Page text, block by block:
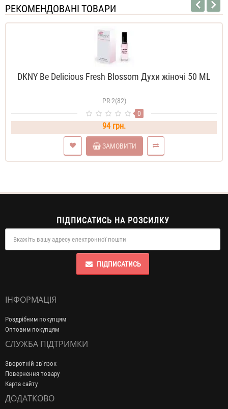
РЕКОМЕНДОВАНІ ТОВАРИ
DKNY Be Delicious Fresh Blossom Духи жіночі 50 ML
PR-2(82)
0
94 грн.
ЗАМОВИТИ
ПІДПИСАТИСЬ НА РОЗСИЛКУ
ПІДПИСАТИСЬ
ІНФОРМАЦІЯ
Роздрібним покупцям
Оптовим покупцям
СЛУЖБА ПІДТРИМКИ
Зворотній зв’язок
Повернення товару
Карта сайту
ДОДАТКОВО